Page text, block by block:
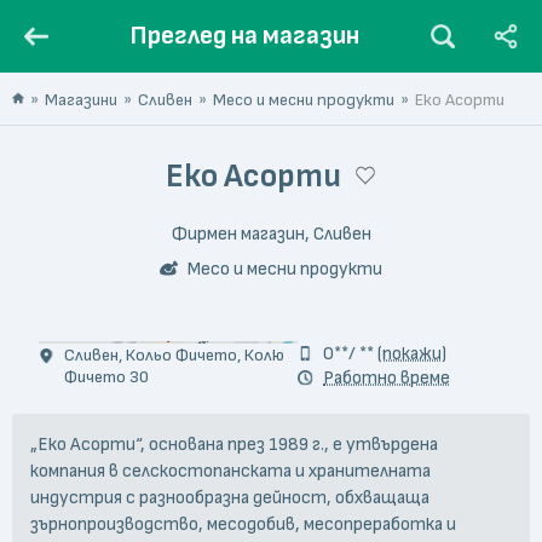
Преглед на магазин
Магазини Сливен Месо и месни продукти Еко Асорти
Еко Асорти
Фирмен магазин, Сливен
Месо и месни продукти
Сливен, Кольо Фичето, Колю
Фичето 30
0**/ **(покажи)
Работно време
„Еко Асорти“, основана през 1989 г., е утвърдена
компания в селскостопанската и хранителната
индустрия с разнообразна дейност, обхващаща
зърнопроизводство, месодобив, месопреработка и